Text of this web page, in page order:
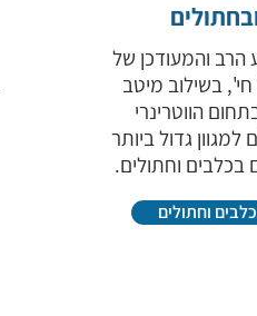
הרב והמעודכן של
בשילוב מיטב
הווטרינרי
גדול ביותר
בכלבים וחתולים.
וחתולים